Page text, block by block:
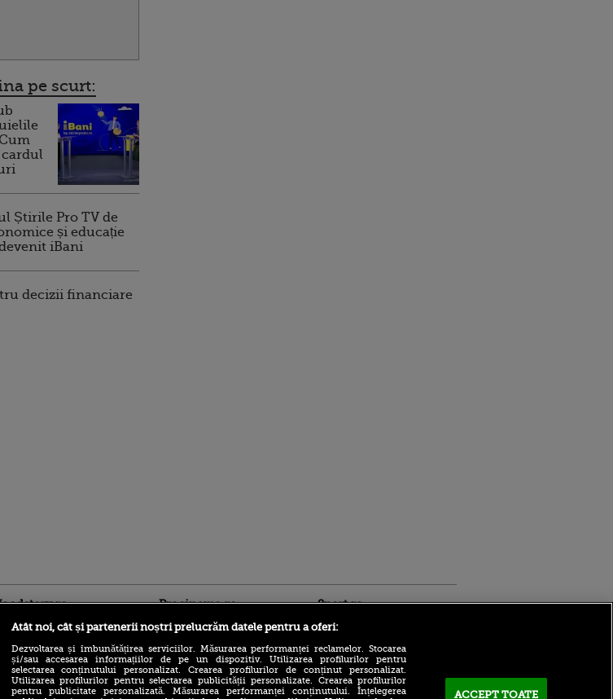
pe scurt:
Știrile Pro TV de
și educație
iBani
decizii financiare
Procinema.ro Sport.ro
Atât noi, cât și partenerii noștri prelucrăm datele pentru a oferi:
Dezvoltarea și îmbunătățirea serviciilor. Măsurarea performanței reclamelor. Stocarea
și/sau accesarea informațiilor de pe un dispozitiv. Utilizarea profilurilor pentru
selectarea conținutului personalizat. Crearea profilurilor de conținut personalizat.
Utilizarea profilurilor pentru selectarea publicității personalizate. Crearea profilurilor
pentru publicitate personalizată. Măsurarea performanței conținutului. Înțelegerea
ACCEPT TOATE